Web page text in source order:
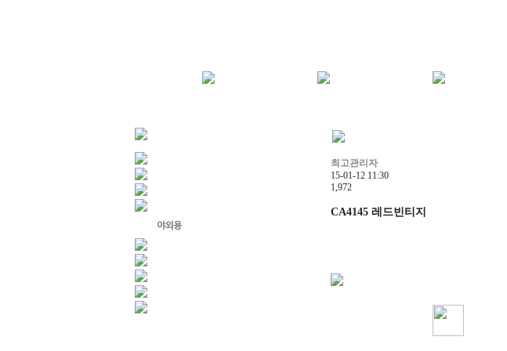
최고관리자
15-01-12 11:30
1,972
CA4145 레드빈티지